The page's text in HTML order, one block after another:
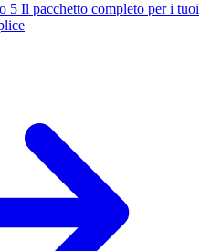
5 Il pacchetto completo per i tuoi